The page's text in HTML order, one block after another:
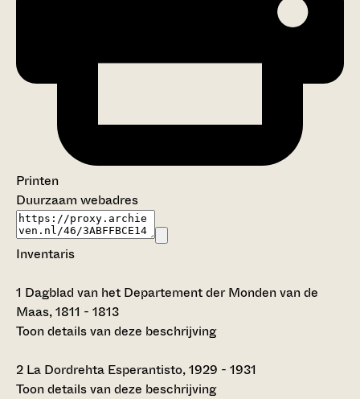
Printen
Duurzaam webadres
Inventaris
1 Dagblad van het Departement der Monden van de
Maas, 1811 - 1813
Toon details van deze beschrijving
2 La Dordrehta Esperantisto, 1929 - 1931
Toon details van deze beschrijving